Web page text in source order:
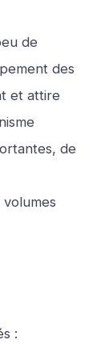
de
des
et attire
de
volumes
: